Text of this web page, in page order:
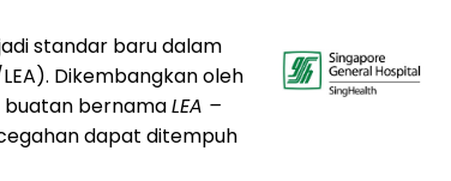
standar baru dalam
Dikembangkan oleh
buatan bernamaLEA –
dapat ditempuh